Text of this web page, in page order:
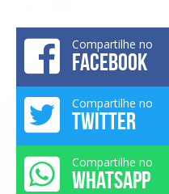
Compartilhe no
FACEBOOK
Compartilhe no
TWITTER
Compartilhe no
WHATSAPP